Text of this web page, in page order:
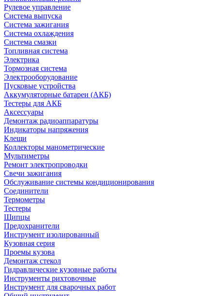
Рулевое управление
Система выпуска
Система зажигания
Система охлаждения
Система смазки
Топливная система
Электрика
Тормозная система
Электрооборудование
Пусковые устройства
Аккумуляторные батареи (АКБ)
Тестеры для АКБ
Аксессуары
Демонтаж радиоаппаратуры
Индикаторы напряжения
Клещи
Коллекторы манометрические
Мультиметры
Ремонт электропроводки
Свечи зажигания
Обслуживание системы кондиционирования
Соединители
Термометры
Тестеры
Щипцы
Предохранители
Инструмент изолированный
Кузовная серия
Проемы кузова
Демонтаж стекол
Гидравлические кузовные работы
Инструменты рихтовочные
Инструмент для сварочных работ